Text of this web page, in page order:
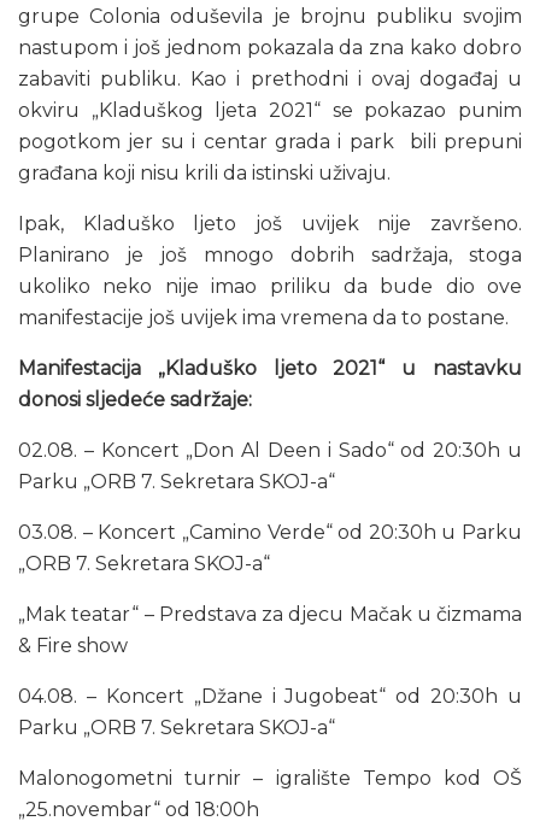
grupe Colonia oduševila je brojnu publiku svojim
nastupom i još jednom pokazala da zna kako dobro
zabaviti publiku. Kao i prethodni i ovaj događaj u
okviru „Kladuškog ljeta 2021“ se pokazao punim
pogotkom jer su i centar grada i park bili prepuni
građana koji nisu krili da istinski uživaju.
Ipak, Kladuško ljeto još uvijek nije završeno.
Planirano je još mnogo dobrih sadržaja, stoga
ukoliko neko nije imao priliku da bude dio ove
manifestacije još uvijek ima vremena da to postane.
Manifestacija „Kladuško ljeto 2021“ u nastavku
donosi sljedeće sadržaje:
02.08. – Koncert „Don Al Deen i Sado“ od 20:30h u
Parku „ORB 7. Sekretara SKOJ-a“
03.08. – Koncert „Camino Verde“ od 20:30h u Parku
„ORB 7. Sekretara SKOJ-a“
„Mak teatar“ – Predstava za djecu Mačak u čizmama
& Fire show
04.08. – Koncert „Džane i Jugobeat“ od 20:30h u
Parku „ORB 7. Sekretara SKOJ-a“
Malonogometni turnir – igralište Tempo kod OŠ
„25.novembar“ od 18:00h